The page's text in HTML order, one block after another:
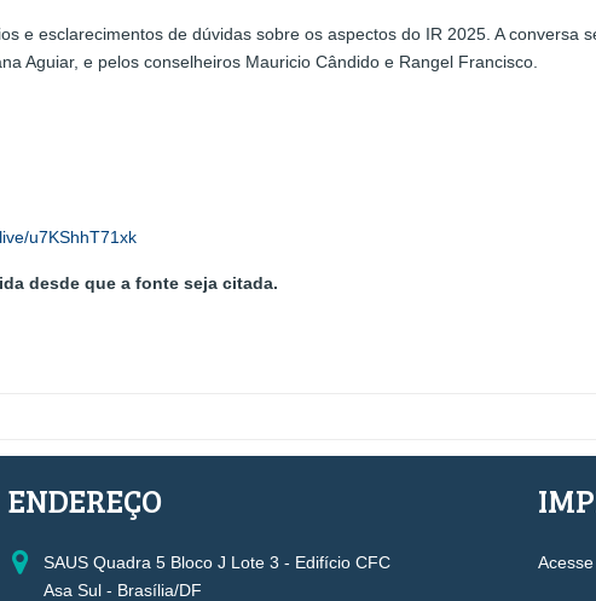
e esclarecimentos de dúvidas sobre os aspectos do IR 2025. A conversa
Aguiar, e pelos conselheiros Mauricio Cândido e Rangel Francisco.
u7KShhT71xk
desde que a fonte seja citada.
ENDEREÇO
SAUS Quadra 5 Bloco J Lote 3 - Edifício CFC
Asa Sul - Brasília/DF